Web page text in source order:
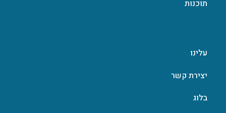
תוכנות
עלינו
יצירת קשר
בלוג